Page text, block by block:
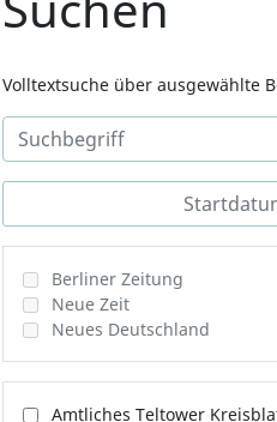
Volltextsuche über ausgewählte
Berliner Zeitung
Neue Zeit
Neues Deutschland
Amtliches Teltower